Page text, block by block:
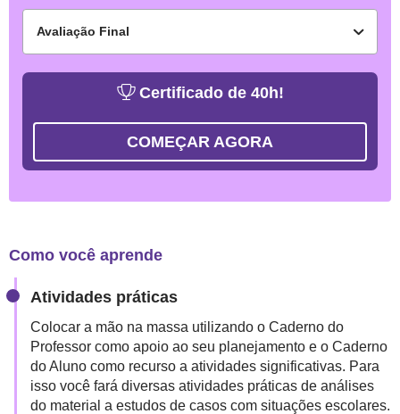
Portuguesa
(UN2) Módulo 5 – Planejando aulas de Matemática
aprendizagem
(UN3) Módulo 8 – O papel do professor e do aluno
durante a aula
(UN3) Sistematização
planejamento pedagógico inclusivo
Avaliação Final
Avaliação Final
Certificado de 40h!
COMEÇAR AGORA
[PIAUÍ
E
2º
ANO]
MATERIAL
DIDÁTICO
COMPLEMENTAR
DE
Como você aprende
Atividades práticas
Colocar a mão na massa utilizando o Caderno do
Professor como apoio ao seu planejamento e o Caderno
do Aluno como recurso a atividades significativas. Para
isso você fará diversas atividades práticas de análises
do material a estudos de casos com situações escolares.